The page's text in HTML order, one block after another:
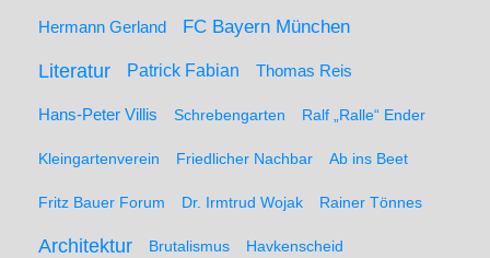
Hermann Gerland FC Bayern München
Literatur Patrick Fabian Thomas Reis
Hans-Peter Villis Schrebengarten Ralf „Ralle“ Ender
Kleingartenverein Friedlicher Nachbar Ab ins Beet
Fritz Bauer Forum Dr. Irmtrud Wojak Rainer Tönnes
Architektur Brutalismus Havkenscheid